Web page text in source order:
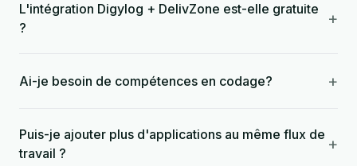
L'intégration Digylog + DelivZone est-elle gratuite
?
+
Ai-je besoin de compétences en codage? +
Puis-je ajouter plus d'applications au même flux de
travail ?
+